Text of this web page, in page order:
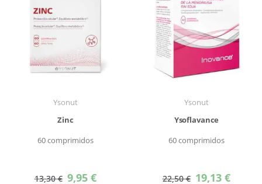
Ysonut
Zinc
60 comprimidos
13,30 € Precio
especial
9,95 €
Ysonut
Ysoflavance
60 comprimidos
22,50 € Precio
especial
19,13 €